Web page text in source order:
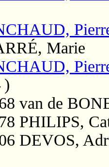
Marie
)
van de
PHILIPS,
DEVOS,